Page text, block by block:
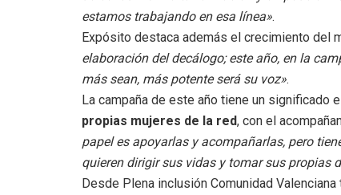
estamos trabajando en esa línea».
Expósito destaca además el crecimiento del
elaboración del decálogo; este año, en la
más sean, más potente será su voz».
La campaña de este año tiene un significado
propias mujeres de la red, con el
papel es apoyarlas y acompañarlas, pero
quieren dirigir sus vidas y tomar sus propias
Desde Plena inclusión Comunidad